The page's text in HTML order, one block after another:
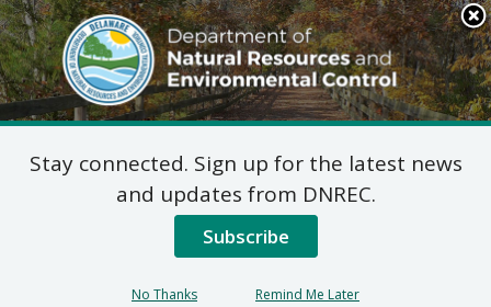
Search
This
Site
DNREC Menu
Modificación al Permiso
de las Zonas Costeras:
FujiFilm
Stay connected. Sign up for the latest news
and updates from DNREC.
Subscribe
No Thanks Remind Me Later